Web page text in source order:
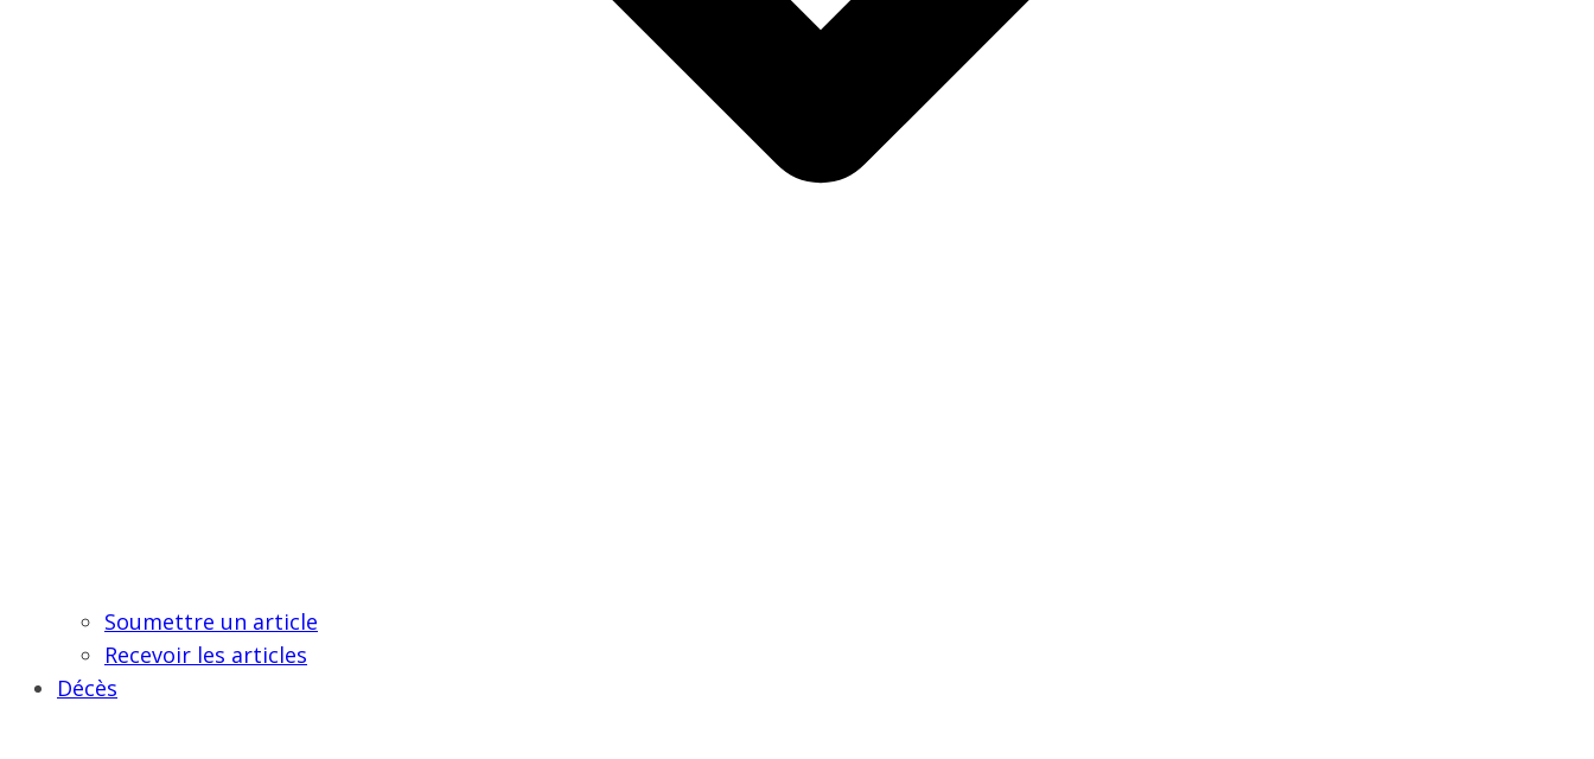
Soumettre un article
Recevoir les articles
Décès